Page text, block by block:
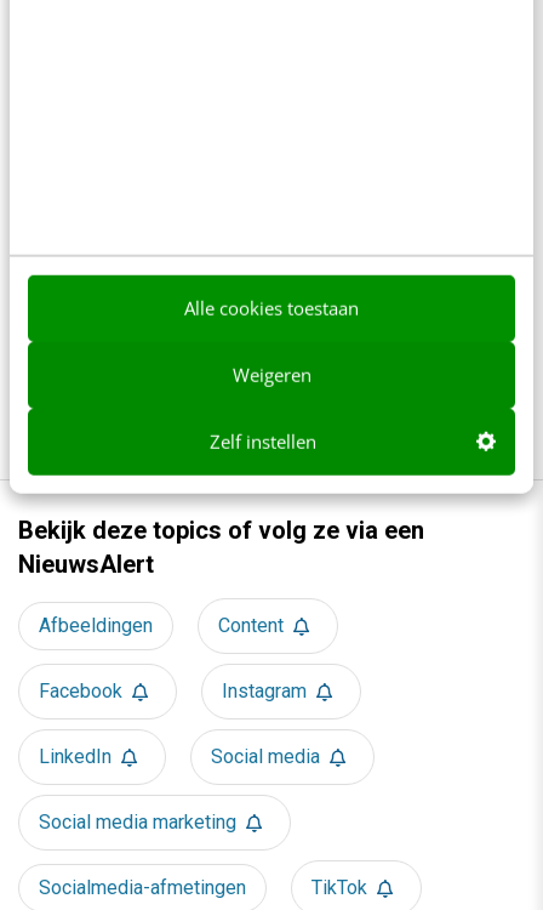
Alle cookies toestaan
Weigeren
Zelf instellen
YouTube Shorts
4 min·Fleur Zick
Waarom krijgt je post ineens minder bereik?
Kirsten Jassies
Bekijk deze topics of volg ze via een
NieuwsAlert
Afbeeldingen Content
Facebook Instagram
LinkedIn Social media
Social media marketing
Socialmedia-afmetingen TikTok